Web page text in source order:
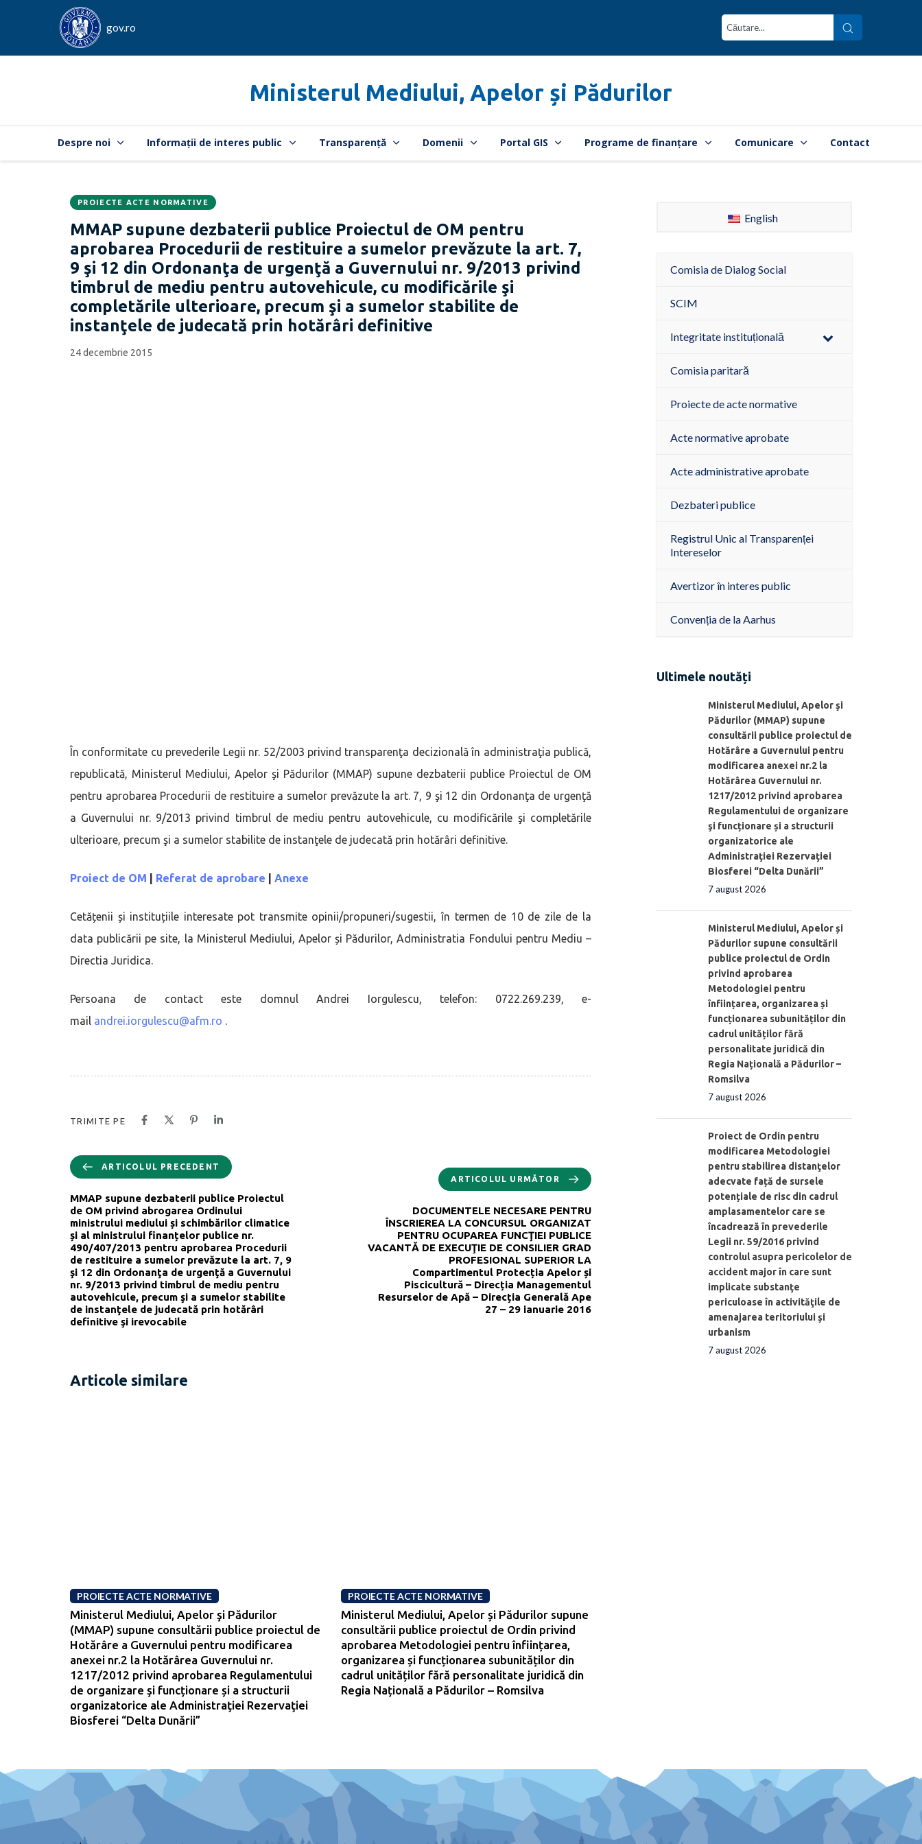
gov.ro
Ministerul Mediului, Apelor și Pădurilor
Despre noi Informații de interes public Transparență Domenii Portal GIS Programe de finanțare Comunicare Contact
CATEGORIA:
PROIECTE ACTE NORMATIVE
MMAP supune dezbaterii publice Proiectul de OM pentru
aprobarea Procedurii de restituire a sumelor prevăzute la art. 7,
9 şi 12 din Ordonanţa de urgenţă a Guvernului nr. 9/2013 privind
timbrul de mediu pentru autovehicule, cu modificările şi
completările ulterioare, precum şi a sumelor stabilite de
instanţele de judecată prin hotărâri definitive
Data
publicării:
24 decembrie 2015
În conformitate cu prevederile Legii nr. 52/2003 privind transparenţa decizională în administraţia publică,
republicată, Ministerul Mediului, Apelor şi Pădurilor (MMAP) supune dezbaterii publice Proiectul de OM
pentru aprobarea Procedurii de restituire a sumelor prevăzute la art. 7, 9 şi 12 din Ordonanţa de urgenţă
a Guvernului nr. 9/2013 privind timbrul de mediu pentru autovehicule, cu modificările şi completările
ulterioare, precum şi a sumelor stabilite de instanţele de judecată prin hotărâri definitive.
Proiect de OM Referat de aprobare Anexe
Cetățenii și instituțiile interesate pot transmite opinii/propuneri/sugestii, în termen de 10 de zile de la
data publicării pe site, la Ministerul Mediului, Apelor și Pădurilor, Administratia Fondului pentru Mediu –
Directia Juridica.
Persoana de contact este domnul Andrei Iorgulescu, telefon: 0722.269.239, e-
mail andrei.iorgulescu@afm.ro .
TRIMITE PE
ARTICOLUL PRECEDENT
MMAP supune dezbaterii publice Proiectul
de OM privind abrogarea Ordinului
ministrului mediului și schimbărilor climatice
și al ministrului finanțelor publice nr.
490/407/2013 pentru aprobarea Procedurii
de restituire a sumelor prevăzute la art. 7, 9
şi 12 din Ordonanţa de urgenţă a Guvernului
nr. 9/2013 privind timbrul de mediu pentru
autovehicule, precum şi a sumelor stabilite
de instanţele de judecată prin hotărâri
definitive şi irevocabile
ARTICOLUL URMĂTOR
DOCUMENTELE NECESARE PENTRU
ÎNSCRIEREA LA CONCURSUL ORGANIZAT
PENTRU OCUPAREA FUNCŢIEI PUBLICE
VACANTĂ DE EXECUŢIE DE CONSILIER GRAD
PROFESIONAL SUPERIOR LA
Compartimentul Protecția Apelor și
Piscicultură – Direcția Managementul
Resurselor de Apă – Direcția Generală Ape
27 – 29 ianuarie 2016
Articole similare
PROIECTE ACTE NORMATIVE
Ministerul Mediului, Apelor şi Pădurilor
(MMAP) supune consultării publice proiectul de
Hotărâre a Guvernului pentru modificarea
anexei nr.2 la Hotărârea Guvernului nr.
1217/2012 privind aprobarea Regulamentului
de organizare şi funcționare și a structurii
organizatorice ale Administraţiei Rezervaţiei
Biosferei “Delta Dunării”
PROIECTE ACTE NORMATIVE
Ministerul Mediului, Apelor și Pădurilor supune
consultării publice proiectul de Ordin privind
aprobarea Metodologiei pentru înființarea,
organizarea și funcționarea subunităților din
cadrul unităților fără personalitate juridică din
Regia Națională a Pădurilor – Romsilva
English
Comisia de Dialog Social
SCIM
Integritate instituțională
Comisia paritară
Proiecte de acte normative
Acte normative aprobate
Acte administrative aprobate
Dezbateri publice
Registrul Unic al Transparenței
Intereselor
Avertizor în interes public
Convenția de la Aarhus
Ultimele noutăți
Ministerul Mediului, Apelor şi
Pădurilor (MMAP) supune
consultării publice proiectul de
Hotărâre a Guvernului pentru
modificarea anexei nr.2 la
Hotărârea Guvernului nr.
1217/2012 privind aprobarea
Regulamentului de organizare
şi funcționare și a structurii
organizatorice ale
Administraţiei Rezervaţiei
Biosferei “Delta Dunării”
7 august 2026
Ministerul Mediului, Apelor și
Pădurilor supune consultării
publice proiectul de Ordin
privind aprobarea
Metodologiei pentru
înființarea, organizarea și
funcționarea subunităților din
cadrul unităților fără
personalitate juridică din
Regia Națională a Pădurilor –
Romsilva
7 august 2026
Proiect de Ordin pentru
modificarea Metodologiei
pentru stabilirea distanţelor
adecvate față de sursele
potențiale de risc din cadrul
amplasamentelor care se
încadrează în prevederile
Legii nr. 59/2016 privind
controlul asupra pericolelor de
accident major în care sunt
implicate substanţe
periculoase în activităţile de
amenajarea teritoriului şi
urbanism
7 august 2026